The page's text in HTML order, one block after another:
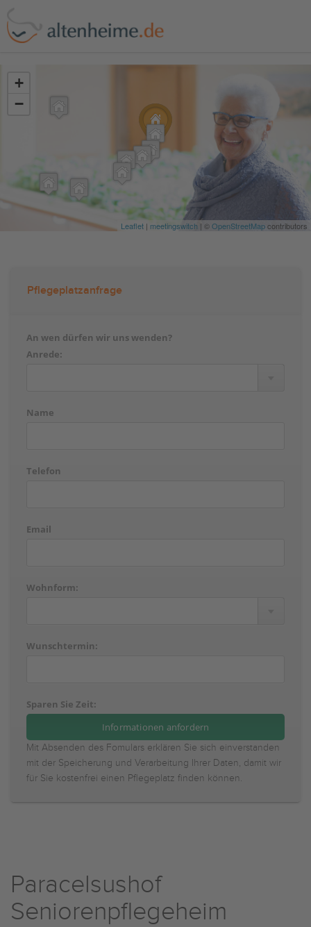
+
−
Leaflet | meetingswitch | ©OpenStreetMapcontributors
Pflegeplatzanfrage
An wen dürfen wir uns wenden?
Anrede:
Name
Telefon
Email
Wohnform:
Wunschtermin:
Sparen Sie Zeit:
Mit Absenden des Fomulars erklären Sie sich einverstanden
mit der Speicherung und Verarbeitung Ihrer Daten, damit wir
für Sie kostenfrei einen Pflegeplatz finden können.
Paracelsushof
Seniorenpflegeheim